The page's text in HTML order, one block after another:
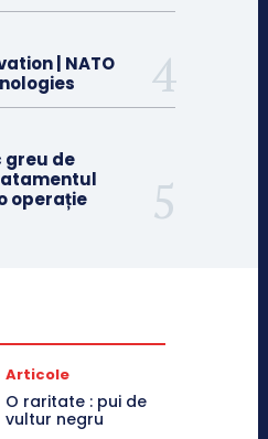
| NATO
greu de
operație
Articole
O raritate : pui de
vultur negru